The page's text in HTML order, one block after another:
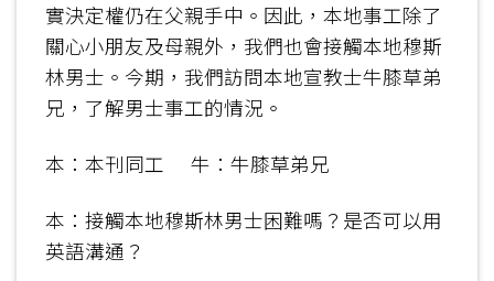
實決定權仍在父親手中。因此，本地事工除了
關心小朋友及母親外，我們也會接觸本地穆斯
林男士。今期，我們訪問本地宣教士牛膝草弟
兄，了解男士事工的情況。
本：本刊同工 牛：牛膝草弟兄
本：接觸本地穆斯林男士困難嗎？是否可以用
英語溝通？